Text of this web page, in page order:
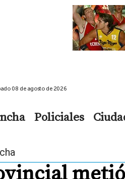
08 de agosto de 2026
Policiales